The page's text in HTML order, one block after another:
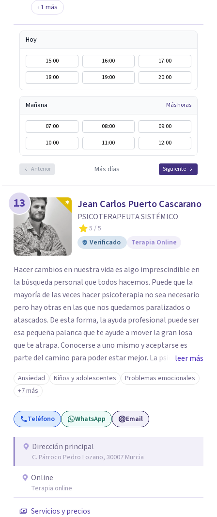
+1 más
Hoy
15:00 16:00
17:00
18:00
19:00 20:00
Mañana Más horas
07:00 08:00
09:00
10:00
11:00 12:00
Anterior Más días Siguiente
13 Jean Carlos Puerto Cascarano
PSICOTERAPEUTA SISTÉMICO
5 / 5
Verificado
Terapia Online
Hacer cambios en nuestra vida es algo imprescindible en
la búsqueda personal que todos hacemos. Puede que la
mayoría de las veces hacer psicoterapia no sea necesario
pero hay otras en las que nos quedamos paralizados o
atascados. De esta forma, la ayuda profesional puede ser
esa pequeña palanca que te ayude a mover la gran losa
que te atrapa. Conocerse a uno mismo y aceptarse es
parte del camino para poder estar mejor. La psicoterapia
es una forma de colaboración en donde diálogo, además
de la confianza y el apoyo, es el camino para poder
identificar qué es lo que sucede, qué sentido tiene y cuales
son los pasos para el cambio. Además, creo que los
verdaderos cambios tienen que partir de uno mismo y mi
aquellas decisiones en tu vida que te puedan llevar a estar
mejor con lo que piensas y con lo que haces.
leer más
Ansiedad Niños y adolescentes
Problemas emocionales
+7 más
Teléfono WhatsApp Email
Dirección principal
C. Párroco Pedro Lozano, 30007 Murcia
Online
Terapia online
Servicios y precios